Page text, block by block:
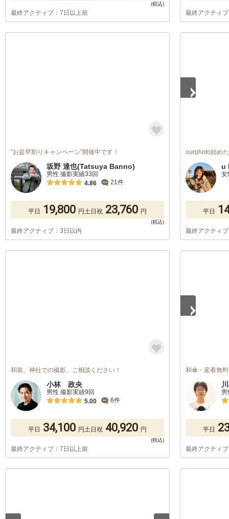
最終アクティブ：7日以上前 最終アクティ
"お盆早割りキャンペーン”開催中です！
坂野 達也(Tatsuya Banno)
男性 撮影実績33回
4.86
21件
平日 19,800 円土日祝 23,760 円
最終アクティブ：3日以内
ourphoto始め
u
女
平日
最終アクティ
和装、神社での撮影、ご相談ください！
小林 政央
男性 撮影実績9回
5.00
6件
平日 34,100 円土日祝 40,920 円
最終アクティブ：7日以上前
和傘・産着無
平日
最終アクティ